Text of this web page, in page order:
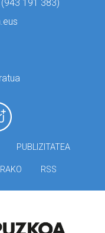
943 191 383)
PUBLIZITATEA
RSS